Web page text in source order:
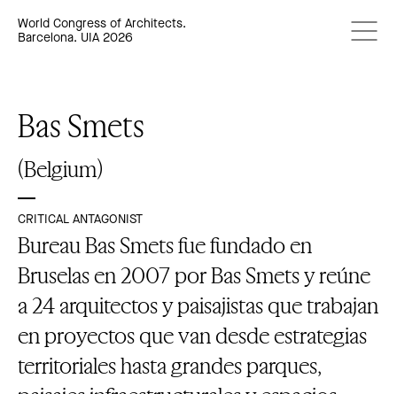
World Congress of Architects.
Barcelona. UIA 2026
Bas Smets
(Belgium)
CRITICAL ANTAGONIST
Bureau Bas Smets fue fundado en
Bruselas en 2007 por Bas Smets y reúne
a 24 arquitectos y paisajistas que trabajan
en proyectos que van desde estrategias
territoriales hasta grandes parques,